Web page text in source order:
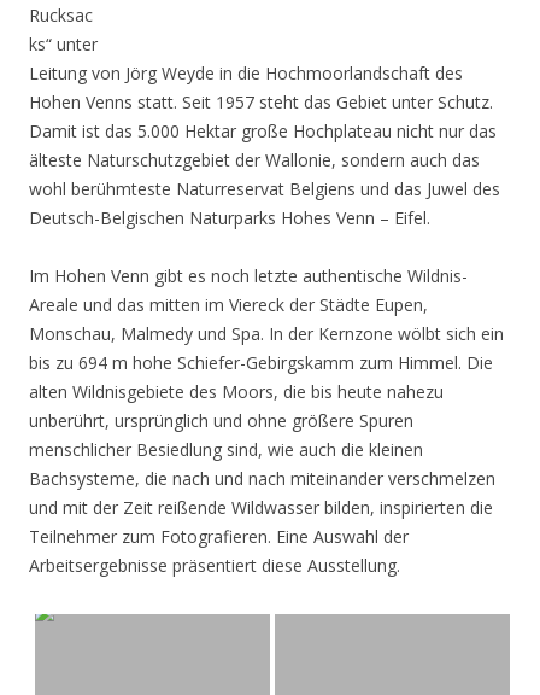
Rucksac
ks“ unter
Leitung von Jörg Weyde in die Hochmoorlandschaft des
Hohen Venns statt. Seit 1957 steht das Gebiet unter Schutz.
Damit ist das 5.000 Hektar große Hochplateau nicht nur das
älteste Naturschutzgebiet der Wallonie, sondern auch das
wohl berühmteste Naturreservat Belgiens und das Juwel des
Deutsch-Belgischen Naturparks Hohes Venn – Eifel.
Im Hohen Venn gibt es noch letzte authentische Wildnis-
Areale und das mitten im Viereck der Städte Eupen,
Monschau, Malmedy und Spa. In der Kernzone wölbt sich ein
bis zu 694 m hohe Schiefer-Gebirgskamm zum Himmel. Die
alten Wildnisgebiete des Moors, die bis heute nahezu
unberührt, ursprünglich und ohne größere Spuren
menschlicher Besiedlung sind, wie auch die kleinen
Bachsysteme, die nach und nach miteinander verschmelzen
und mit der Zeit reißende Wildwasser bilden, inspirierten die
Teilnehmer zum Fotografieren. Eine Auswahl der
Arbeitsergebnisse präsentiert diese Ausstellung.